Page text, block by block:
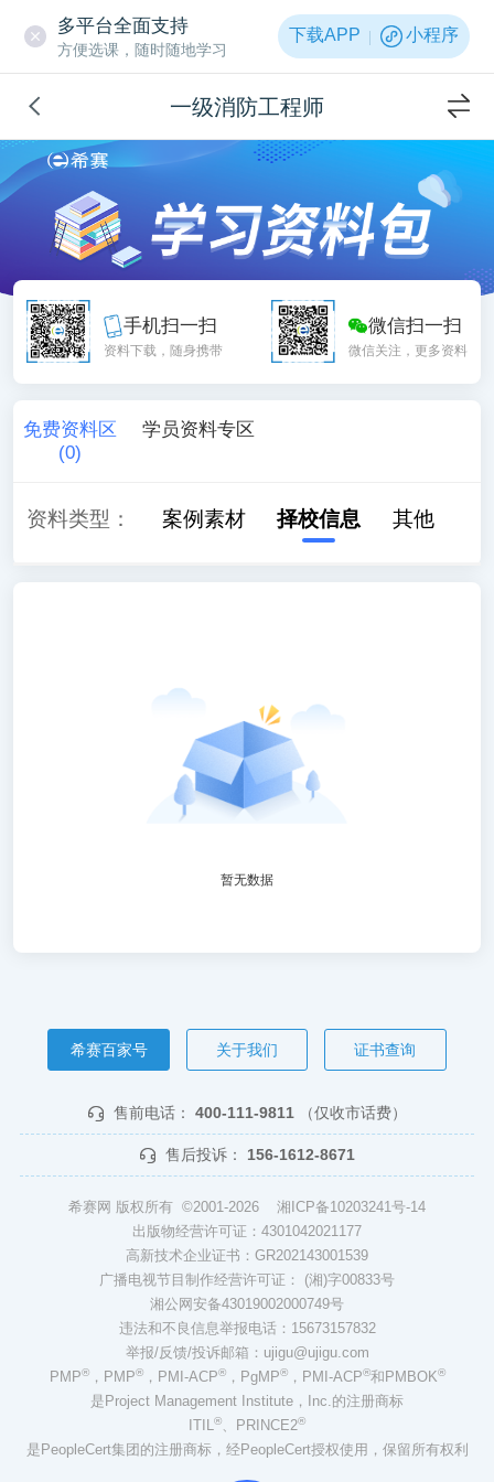
多平台全面支持
方便选课，随时随地学习
下载APP 小程序
一级消防工程师
手机扫一扫
资料下载，随身携带
微信扫一扫
微信关注，更多资料
免费资料区
(0)
学员资料专区
资料类型：
学习计划 案例素材 择校信息 其他
暂无数据
希赛百家号 关于我们 证书查询
售前电话： 400-111-9811 （仅收市话费）
售后投诉： 156-1612-8671
希赛网 版权所有 ©2001-2026 湘ICP备10203241号-14
出版物经营许可证：4301042021177
高新技术企业证书：GR202143001539
广播电视节目制作经营许可证： (湘)字00833号
湘公网安备43019002000749号
违法和不良信息举报电话：15673157832
举报/反馈/投诉邮箱：ujigu@ujigu.com
PMP®，PMP®，PMI-ACP®，PgMP®，PMI-ACP®和PMBOK®
是Project Management Institute，Inc.的注册商标
ITIL®、PRINCE2®
是PeopleCert集团的注册商标，经PeopleCert授权使用，保留所有权利